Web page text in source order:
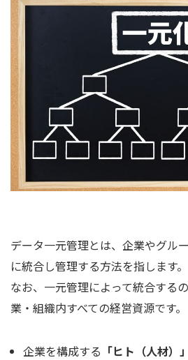
データ一元管理とは、企業やグル
に統合し管理する方法を指します。
なお、一元管理によって統合する
業・組織内すべての経営資源です。
企業を構成する 「ヒト（人材）」